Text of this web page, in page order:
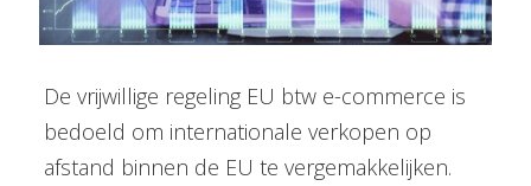
De vrijwillige regeling EU btw e-commerce is
bedoeld om internationale verkopen op
afstand binnen de EU te vergemakkelijken.